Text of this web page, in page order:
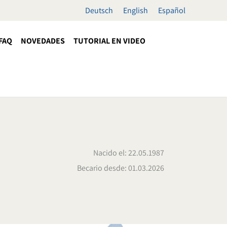
Deutsch English Español
NOVEDADES TUTORIAL EN VIDEO
Nacido el: 22.05.1987
Becario desde: 01.03.2026